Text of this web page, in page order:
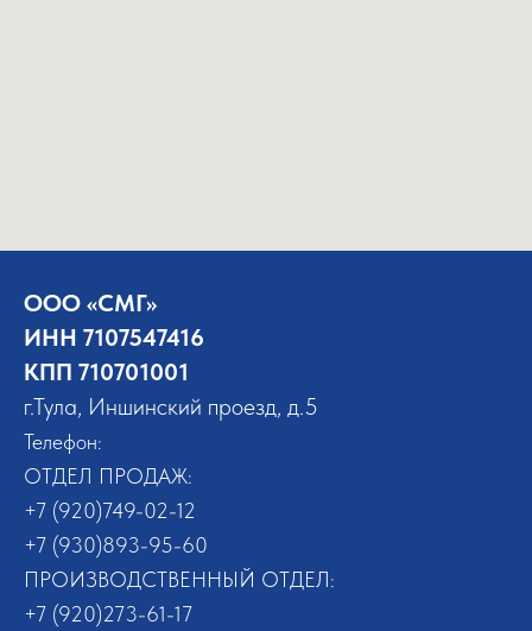
ООО «СМГ»
ИНН 7107547416
КПП 710701001
г.Тула, Иншинский проезд, д.5
Телефон:
ОТДЕЛ ПРОДАЖ:
+7 (920)749-02-12
+7 (930)893-95-60
ПРОИЗВОДСТВЕННЫЙ ОТДЕЛ:
+7 (920)273-61-17